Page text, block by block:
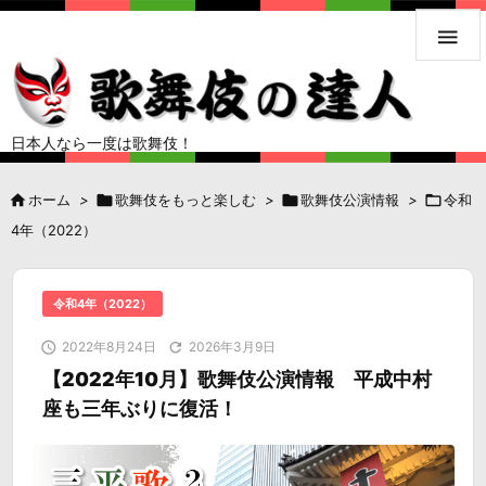
日本人なら一度は歌舞伎！

 ホーム > 歌舞伎をもっと楽しむ > 歌舞伎公演情報 > 令和
4年（2022）
令和4年（2022）
 2022年8月24日  2026年3月9日
【2022年10月】歌舞伎公演情報 平成中村
座も三年ぶりに復活！